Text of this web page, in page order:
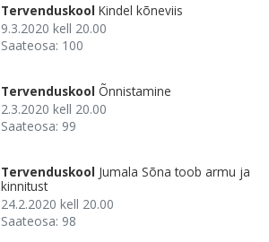
Tervenduskool Kindel kõneviis
9.3.2020 kell 20.00
Saateosa: 100
Tervenduskool Õnnistamine
2.3.2020 kell 20.00
Saateosa: 99
Tervenduskool Jumala Sõna toob armu ja
kinnitust
24.2.2020 kell 20.00
Saateosa: 98